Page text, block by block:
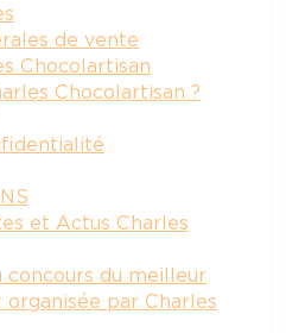
de vente
Chocolartisan
Chocolartisan ?
et Actus Charles
concours du meilleur
par Charles